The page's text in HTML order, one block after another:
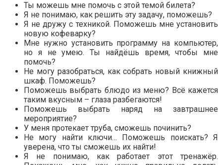
Ты можешь мне помочь с этой темой билета?
Я не понимаю, как решить эту задачу, поможешь?
Я не дружу с техникой. Поможешь мне установить
новую кофеварку?
Мне нужно установить программу на компьютер,
но я не умею. Ты найдёшь время, чтобы мне
помочь?
Не могу разобраться, как собрать новый книжный
шкаф. Поможешь?
Поможешь выбрать блюдо из меню? Всё кажется
таким вкусным – глаза разбегаются!
Поможешь выбрать наряд на завтрашнее
мероприятие?
У меня протекает труба, сможешь починить?
Не могу найти ключи… Поможешь поискать? Я
уверена, что ты сможешь их найти!
Я не понимаю, как работает этот тренажёр.